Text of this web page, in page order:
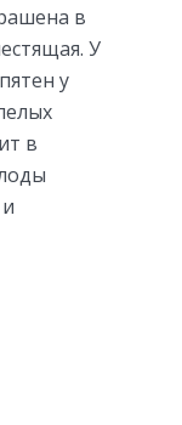
в
У
у
в